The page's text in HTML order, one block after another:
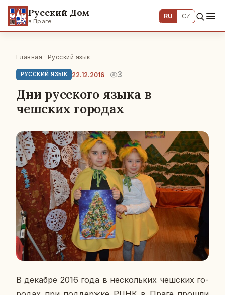
Русский Дом
в Праге
RU CZ
Главная · Русский язык
РУССКИЙ ЯЗЫК 22.12.2016 3
Дни русского языка в
чешских городах
В де­каб­ре 2016 года в несколь­ких чеш­ских го­